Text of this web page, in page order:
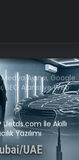
SEO Ajansı ve Web
Uetds.com İle Akıllı
Yazılımı
Çağında
ve Hakan Fidan